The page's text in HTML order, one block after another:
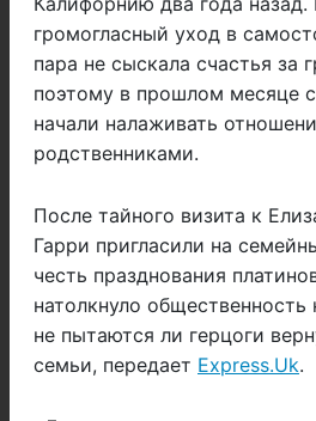
громогласный уход в
пара не сыскала счастья за
поэтому в прошлом месяце
начали налаживать
родственниками.
После тайного визита к
Гарри пригласили на
честь празднования
натолкнуло
не пытаются ли герцоги
семьи, передает Express.Uk.